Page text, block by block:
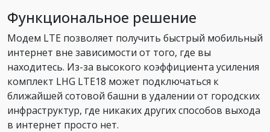
Функциональное решение
Модем LTE позволяет получить быстрый мобильный
интернет вне зависимости от того, где вы
находитесь. Из-за высокого коэффициента усиления
комплект LHG LTE18 может подключаться к
ближайшей сотовой башни в удалении от городских
инфраструктур, где никаких других способов выхода
в интернет просто нет.